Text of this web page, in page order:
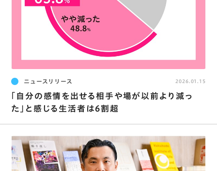
ニュースリリース
｢自分の感情を出せる相手や場が以前より減っ
た｣と感じる生活者は6割超
2026.01.15